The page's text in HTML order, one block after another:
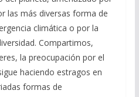
las más diversas forma de
climática o por la
Compartimos,
la preocupación por el
haciendo estragos en
formas de